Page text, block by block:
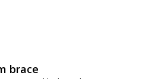
brace